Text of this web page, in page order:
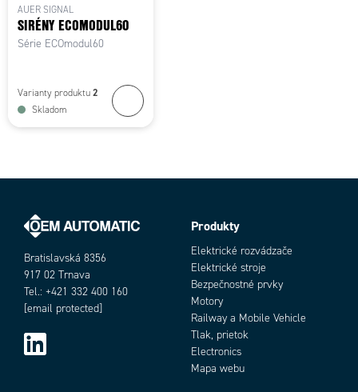
AUER SIGNAL
SIRÉNY ECOMODUL60
Série ECOmodul60
Varianty produktu 2
Skladom
Bratislavská 8356
917 02 Trnava
Tel.: +421 332 400 160
[email protected]
Produkty
Elektrické rozvádzače
Elektrické stroje
Bezpečnostné prvky
Motory
Railway a Mobile Vehicle
Tlak, prietok
Electronics
Mapa webu